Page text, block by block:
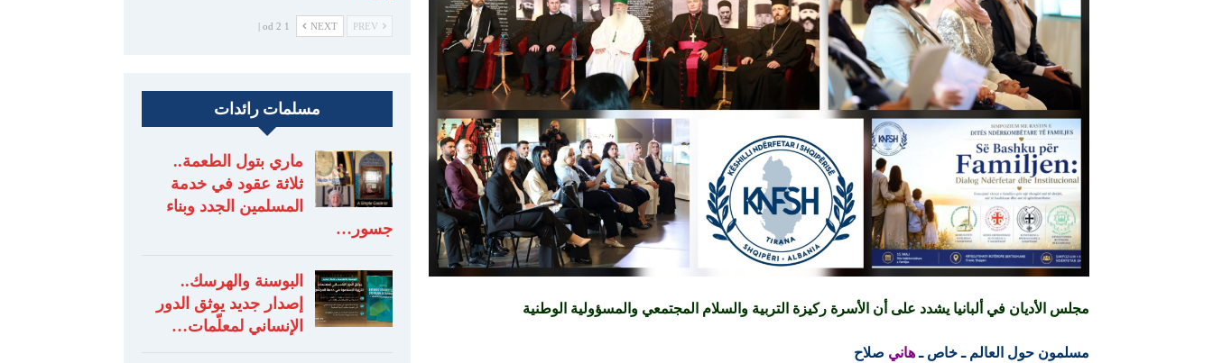
مجلس الأديان في ألبانيا يشدد على أن الأسرة ركيزة التربية والسلام المجتمعي والمسؤولية الوطنية
مسلمون حول العالم ـ خاص ـهاني صلاح
NEXT
1 od 2 |
مسلمات رائدات
ماري بتول الطعمة..
ثلاثة عقود في خدمة
المسلمين الجدد وبناء
جسور…
البوسنة والهرسك..
إصدار جديد يوثق الدور
الإنساني لمعلّمات…